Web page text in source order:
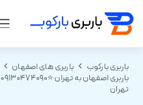
باربری بارکوب
باربری های اصفهان
تهران